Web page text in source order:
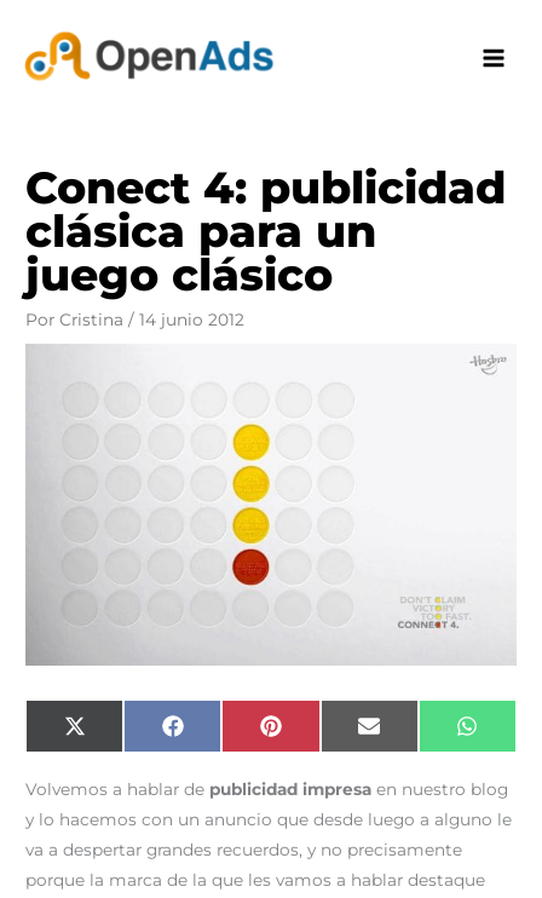
contenido
Conect 4: publicidad
clásica para un
juego clásico
PorCristina/14 junio 2012
Compartir
X
(
i
t
e
r
Compartir
F
a
b
o
k
Compartir
P
i
e
e
s
t
Compartir
E
m
l
W
h
t
s
p
Volvemos a hablar de publicidad impresa en nuestro blog
y lo hacemos con un anuncio que desde luego a alguno le
va a despertar grandes recuerdos, y no precisamente
porque la marca de la que les vamos a hablar destaque